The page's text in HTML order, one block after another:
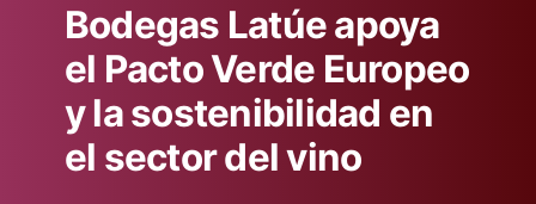
Bodegas Latúe apoya
el Pacto Verde Europeo
y la sostenibilidad en
el sector del vino